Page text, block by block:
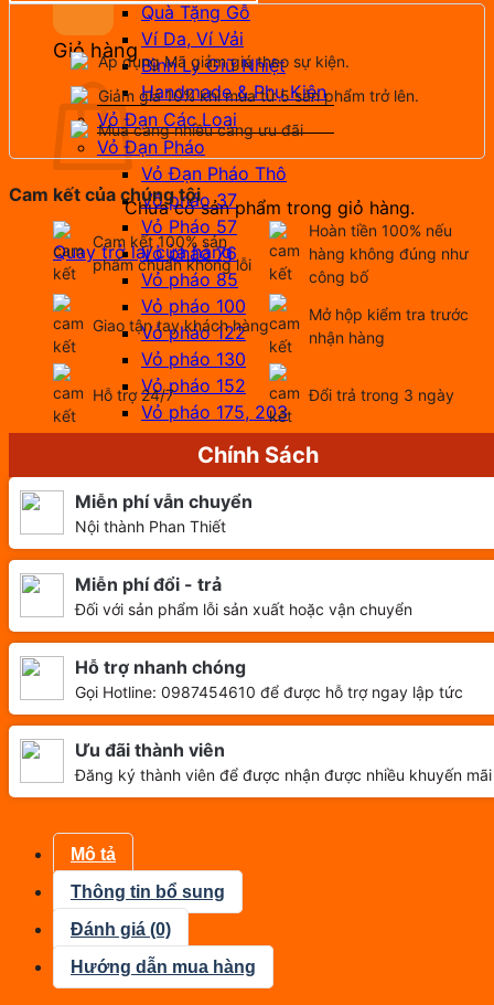
Giỏ hàng
Chưa có sản phẩm trong giỏ hàng.
Quay trở lại cửa hàng
Quà Tặng Gỗ
Ví Da, Ví Vải
Bình Ly Giữ Nhiệt
Handmade & Phụ Kiện
Vỏ Đạn Các Loại
Vỏ Đạn Pháo
Vỏ Đạn Pháo Thô
Vỏ pháo 37
Vỏ Pháo 57
Vỏ pháo 76
Vỏ pháo 85
Vỏ pháo 100
Vỏ pháo 122
Vỏ pháo 130
Vỏ pháo 152
Vỏ pháo 175, 203
Áp dụng Mã giảm giá theo sự kiện.
Giảm giá 10% khi mua từ 5 sản phẩm trở lên.
Mua càng nhiều càng ưu đãi
Cam kết của chúng tôi
Cam kết 100% sản
phẩm chuẩn không lỗi
Hoàn tiền 100% nếu
hàng không đúng như
công bố
Giao tận tay khách hàng
Mở hộp kiểm tra trước
nhận hàng
Hỗ trợ 24/7 Đổi trả trong 3 ngày
Chính Sách
Miễn phí vẫn chuyển
Nội thành Phan Thiết
Miễn phí đổi - trả
Đối với sản phẩm lỗi sản xuất hoặc vận chuyển
Hỗ trợ nhanh chóng
Gọi Hotline: 0987454610 để được hỗ trợ ngay lập tức
Ưu đãi thành viên
Đăng ký thành viên để được nhận được nhiều khuyến mãi
Mô tả
Thông tin bổ sung
Đánh giá (0)
Hướng dẫn mua hàng